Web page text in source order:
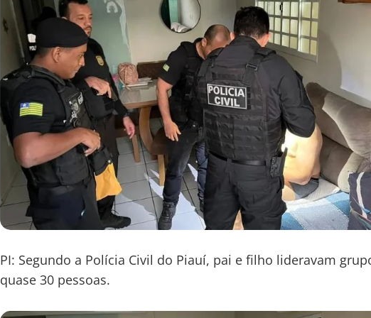
PI: Segundo a Polícia Civil do Piauí, pai e filho lideravam
quase 30 pessoas.